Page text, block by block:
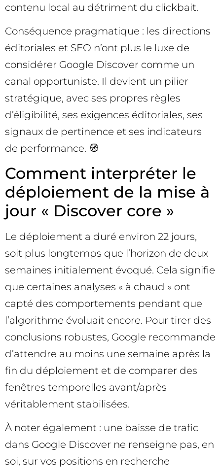
contenu local au détriment du clickbait.
Conséquence pragmatique : les directions
éditoriales et SEO n’ont plus le luxe de
considérer Google Discover comme un
canal opportuniste. Il devient un pilier
stratégique, avec ses propres règles
d’éligibilité, ses exigences éditoriales, ses
signaux de pertinence et ses indicateurs
de performance. 🧭
Comment interpréter le
déploiement de la mise à
jour « Discover core »
Le déploiement a duré environ 22 jours,
soit plus longtemps que l’horizon de deux
semaines initialement évoqué. Cela signifie
que certaines analyses « à chaud » ont
capté des comportements pendant que
l’algorithme évoluait encore. Pour tirer des
conclusions robustes, Google recommande
d’attendre au moins une semaine après la
fin du déploiement et de comparer des
fenêtres temporelles avant/après
véritablement stabilisées.
À noter également : une baisse de trafic
dans Google Discover ne renseigne pas, en
soi, sur vos positions en recherche